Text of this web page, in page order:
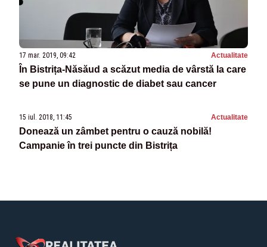
17 mar. 2019, 09:42 Actualitate
În Bistrița-Năsăud a scăzut media de vârstă la care
se pune un diagnostic de diabet sau cancer
15 iul. 2018, 11:45 Actualitate
Donează un zâmbet pentru o cauză nobilă!
Campanie în trei puncte din Bistrița